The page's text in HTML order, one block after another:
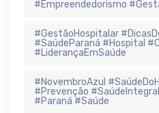
#Empreendedorismo
#GestãoHospitalar
#SaúdeParaná #Hospital
#LiderançaEmSaúde
#NovembroAzul
#Prevenção
#Paraná #Saúde